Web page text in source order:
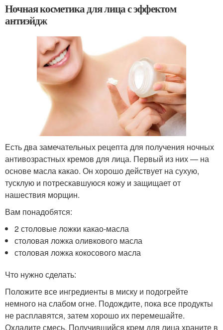
Ночная косметика для лица с эффектом
антиэйдж
Есть два замечательных рецепта для получения ночных
антивозрастных кремов для лица. Первый из них — на
основе масла какао. Он хорошо действует на сухую,
тусклую и потрескавшуюся кожу и защищает от
нашествия морщин.
Вам понадобятся:
2 столовые ложки какао-масла
столовая ложка оливкового масла
столовая ложка кокосового масла
Что нужно сделать:
Положите все ингредиенты в миску и подогрейте
немного на слабом огне. Подождите, пока все продукты
не расплавятся, затем хорошо их перемешайте.
Охладите смесь. Получившийся крем для лица храните в